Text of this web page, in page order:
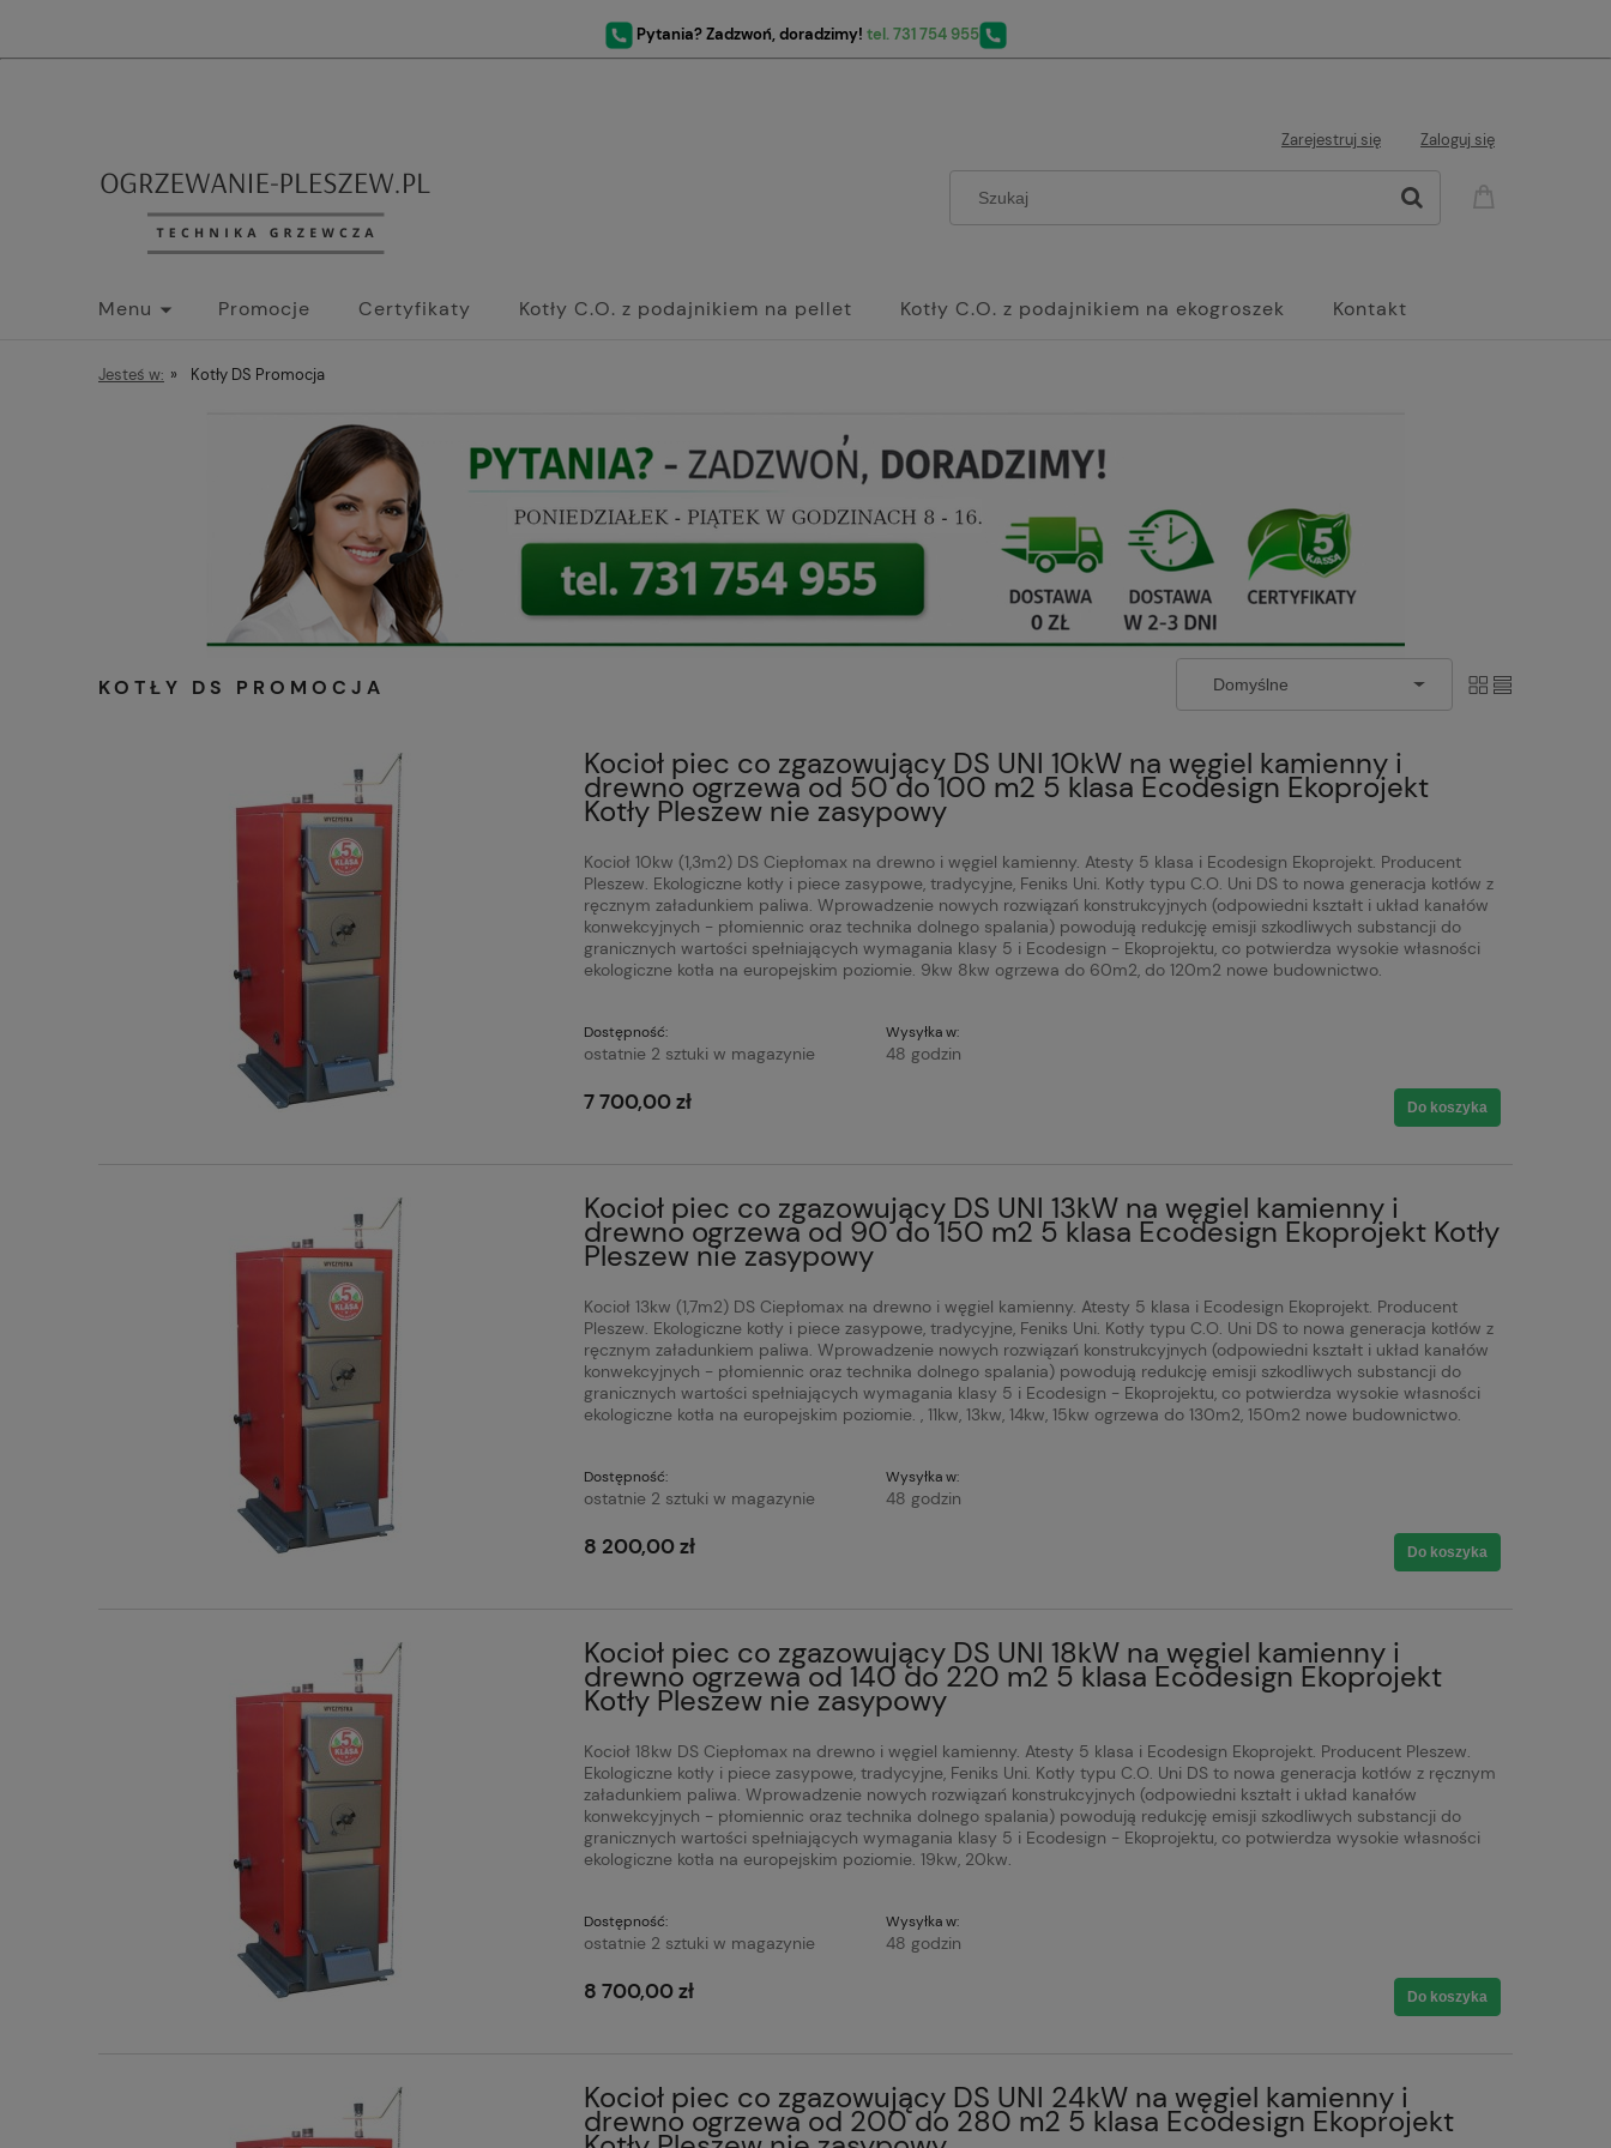
Pytania? Zadzwoń, doradzimy! tel. 731 754 955
Zarejestruj się Zaloguj się
Menu Promocje Certyfikaty Kotły C.O. z podajnikiem na pellet Kotły C.O. z podajnikiem na ekogroszek Kontakt
Regulamin
Jesteś w: » Kotły DS Promocja
KOTŁY DS PROMOCJA
Kocioł piec co zgazowujący DS UNI 10kW na węgiel kamienny i
drewno ogrzewa od 50 do 100 m2 5 klasa Ecodesign Ekoprojekt
Kotły Pleszew nie zasypowy
Kocioł 10kw (1,3m2) DS Ciepłomax na drewno i węgiel kamienny. Atesty 5 klasa i Ecodesign Ekoprojekt. Producent
Pleszew. Ekologiczne kotły i piece zasypowe, tradycyjne, Feniks Uni. Kotły typu C.O. Uni DS to nowa generacja kotłów z
ręcznym załadunkiem paliwa. Wprowadzenie nowych rozwiązań konstrukcyjnych (odpowiedni kształt i układ kanałów
konwekcyjnych - płomiennic oraz technika dolnego spalania) powodują redukcję emisji szkodliwych substancji do
granicznych wartości spełniających wymagania klasy 5 i Ecodesign - Ekoprojektu, co potwierdza wysokie własności
ekologiczne kotła na europejskim poziomie. 9kw 8kw ogrzewa do 60m2, do 120m2 nowe budownictwo.
Dostępność:
ostatnie 2 sztuki w magazynie
Wysyłka w:
48 godzin
7 700,00 zł Do koszyka
Kocioł piec co zgazowujący DS UNI 13kW na węgiel kamienny i
drewno ogrzewa od 90 do 150 m2 5 klasa Ecodesign Ekoprojekt Kotły
Pleszew nie zasypowy
Kocioł 13kw (1,7m2) DS Ciepłomax na drewno i węgiel kamienny. Atesty 5 klasa i Ecodesign Ekoprojekt. Producent
Pleszew. Ekologiczne kotły i piece zasypowe, tradycyjne, Feniks Uni. Kotły typu C.O. Uni DS to nowa generacja kotłów z
ręcznym załadunkiem paliwa. Wprowadzenie nowych rozwiązań konstrukcyjnych (odpowiedni kształt i układ kanałów
konwekcyjnych - płomiennic oraz technika dolnego spalania) powodują redukcję emisji szkodliwych substancji do
granicznych wartości spełniających wymagania klasy 5 i Ecodesign - Ekoprojektu, co potwierdza wysokie własności
ekologiczne kotła na europejskim poziomie. , 11kw, 13kw, 14kw, 15kw ogrzewa do 130m2, 150m2 nowe budownictwo.
Dostępność:
ostatnie 2 sztuki w magazynie
Wysyłka w:
48 godzin
8 200,00 zł Do koszyka
Kocioł piec co zgazowujący DS UNI 18kW na węgiel kamienny i
drewno ogrzewa od 140 do 220 m2 5 klasa Ecodesign Ekoprojekt
Kotły Pleszew nie zasypowy
Kocioł 18kw DS Ciepłomax na drewno i węgiel kamienny. Atesty 5 klasa i Ecodesign Ekoprojekt. Producent Pleszew.
Ekologiczne kotły i piece zasypowe, tradycyjne, Feniks Uni. Kotły typu C.O. Uni DS to nowa generacja kotłów z ręcznym
załadunkiem paliwa. Wprowadzenie nowych rozwiązań konstrukcyjnych (odpowiedni kształt i układ kanałów
konwekcyjnych - płomiennic oraz technika dolnego spalania) powodują redukcję emisji szkodliwych substancji do
granicznych wartości spełniających wymagania klasy 5 i Ecodesign - Ekoprojektu, co potwierdza wysokie własności
ekologiczne kotła na europejskim poziomie. 19kw, 20kw.
Dostępność:
ostatnie 2 sztuki w magazynie
Wysyłka w:
48 godzin
8 700,00 zł Do koszyka
Kocioł piec co zgazowujący DS UNI 24kW na węgiel kamienny i
drewno ogrzewa od 200 do 280 m2 5 klasa Ecodesign Ekoprojekt